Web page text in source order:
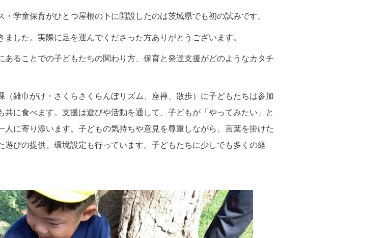
学童保育がひとつ屋根の下に開設したのは茨城県でも初の試みです。
した。実際に足を運んでくださった方ありがとうございます。
ることでの子どもたちの関わり方、保育と発達支援がどのようなカタチ
雑巾がけ・さくらさくらんぼリズム、座禅、散歩）に子どもたちは参加
に食べます。支援は遊びや活動を通して、子どもが「やってみたい」と
に寄り添います。子どもの気持ちや意見を尊重しながら、言葉を掛けた
びの提供、環境設定も行っています。子どもたちに少しでも多くの経